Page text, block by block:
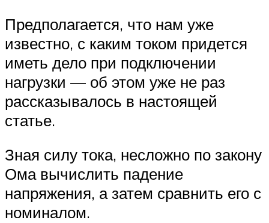
Предполагается, что нам уже
известно, с каким током придется
иметь дело при подключении
нагрузки — об этом уже не раз
рассказывалось в настоящей
статье.
Зная силу тока, несложно по закону
Ома вычислить падение
напряжения, а затем сравнить его с
номиналом.